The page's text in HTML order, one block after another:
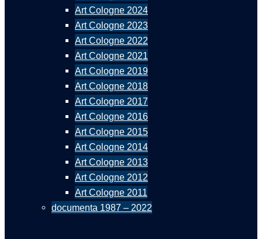
Art Cologne 2024
Art Cologne 2023
Art Cologne 2022
Art Cologne 2021
Art Cologne 2019
Art Cologne 2018
Art Cologne 2017
Art Cologne 2016
Art Cologne 2015
Art Cologne 2014
Art Cologne 2013
Art Cologne 2012
Art Cologne 2011
documenta 1987 – 2022